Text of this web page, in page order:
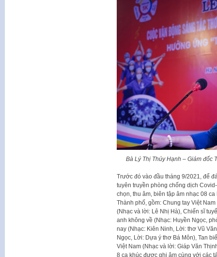
Bà Lý Thị Thúy Hạnh – Giám đốc
Trước đó vào đầu tháng 9/2021, để
tuyên truyền phòng chống dịch
chọn, thu âm, biên tập âm nhạc 08
Thành phố, gồm: Chung tay Việt
(Nhạc và lời: Lê Nhị Hà), Chiến sĩ
anh không về (Nhạc: Huyền Ngọc,
nay (Nhạc: Kiên Ninh, Lời: thơ Vũ
Ngọc, Lời: Dựa ý thơ Bá Môn), Tan
Việt Nam (Nhạc và lời: Giáp Văn
8 ca khúc được ghi âm cùng với các